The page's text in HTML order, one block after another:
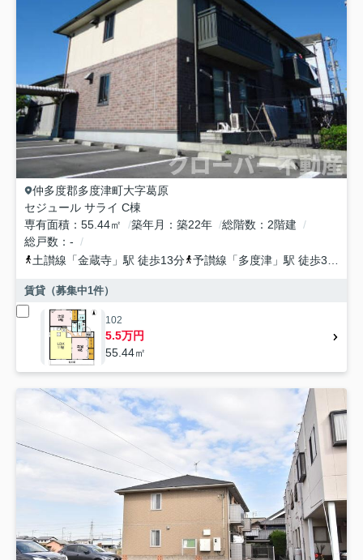
仲多度郡多度津町大字葛原
セジュール サライ C棟
専有面積
55.44㎡ 築年月 築22年 総階数
2階建
総戸数
-
土讃線 「金蔵寺 」駅 徒歩13分 予讃線 「多度津 」駅 徒歩38分
賃貸（募集中1件）
102
5.5万円
55.44㎡